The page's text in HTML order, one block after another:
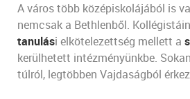
A város több középiskolájából is
nemcsak a Bethlenből.
tanulási elkötelezettség mellett a
kerülhetett intézményünkbe.
túlról, legtöbben Vajdaságból